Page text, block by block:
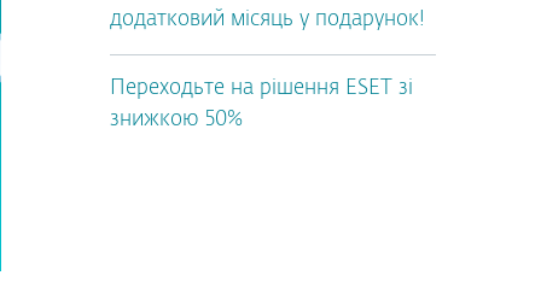
додатковий місяць у подарунок!
Переходьте на рішення ESET зі
знижкою 50%